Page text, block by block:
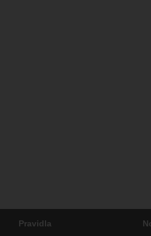
Pravidla